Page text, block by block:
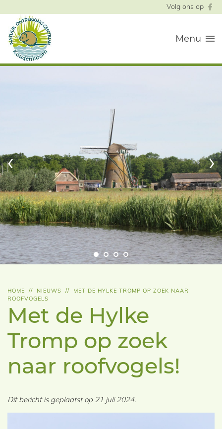
Volg ons op
Menu
‹ ›
HOME // NIEUWS // MET DE HYLKE TROMP OP ZOEK NAAR
ROOFVOGELS
Met de Hylke
Tromp op zoek
naar roofvogels!
Dit bericht is geplaatst op 21 juli 2024.